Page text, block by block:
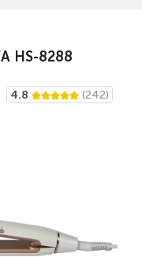
HS-8288
4.8 (242)